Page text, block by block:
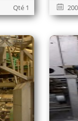
Qté 1